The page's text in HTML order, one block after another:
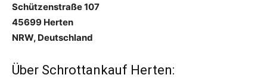
Schützenstraße 107
45699 Herten
NRW, Deutschland
Über Schrottankauf Herten: